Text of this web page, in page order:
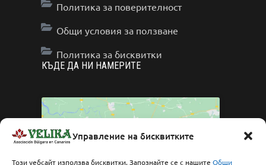
Управление на бисквитките
Този уебсайт използва бисквитки. Запознайте се с нашите Общи
Политика за поверителност
Общи условия за ползване
Политика за бисквитки
КЪДЕ ДА НИ НАМЕРИТЕ
Click to accept marketing cookies and enable